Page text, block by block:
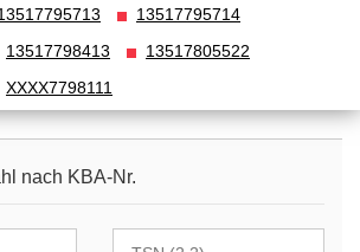
13517795714
13517798413
13517805522
XXXX7798111
nach KBA-Nr.